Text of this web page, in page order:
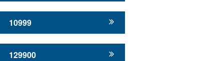
10999
129900